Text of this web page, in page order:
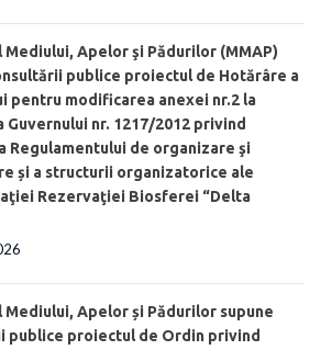
Mediului, Apelor şi Pădurilor (MMAP)
publice proiectul de Hotărâre a
pentru modificarea anexei nr.2 la
Guvernului nr. 1217/2012 privind
Regulamentului de organizare şi
și a structurii organizatorice ale
Rezervaţiei Biosferei “Delta
Mediului, Apelor și Pădurilor supune
publice proiectul de Ordin privind